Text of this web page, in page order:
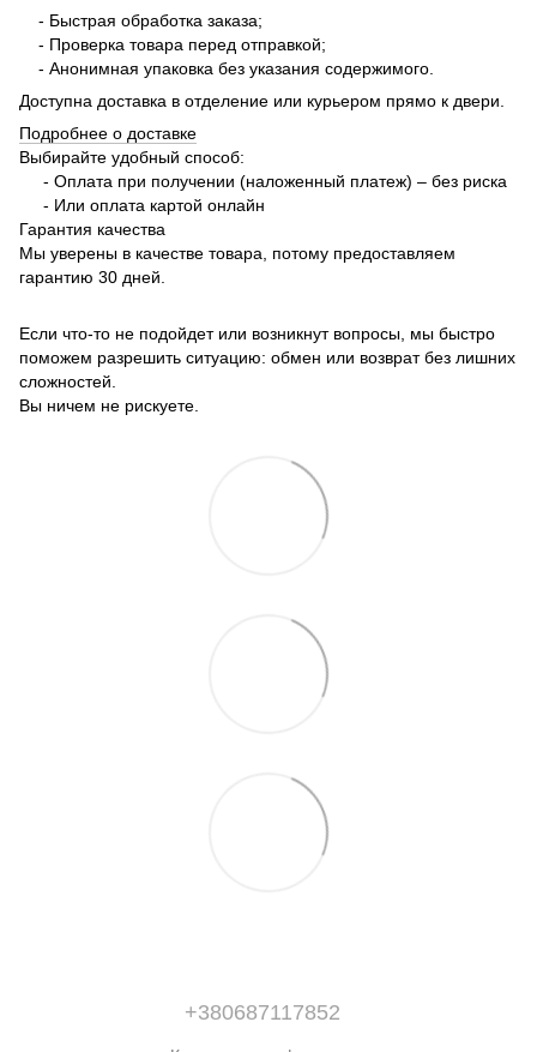
- Быстрая обработка заказа;
- Проверка товара перед отправкой;
- Анонимная упаковка без указания содержимого.
Доступна доставка в отделение или курьером прямо к двери.
Подробнее о доставке
Выбирайте удобный способ:
- Оплата при получении (наложенный платеж) – без риска
- Или оплата картой онлайн
Гарантия качества
Мы уверены в качестве товара, потому предоставляем
гарантию 30 дней.
Если что-то не подойдет или возникнут вопросы, мы быстро
поможем разрешить ситуацию: обмен или возврат без лишних
сложностей.
Вы ничем не рискуете.
+380687117852